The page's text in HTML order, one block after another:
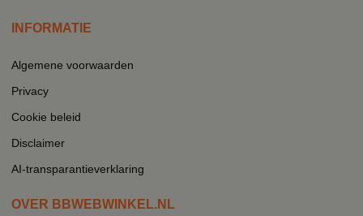
INFORMATIE
Algemene voorwaarden
Privacy
Cookie beleid
Disclaimer
AI-transparantieverklaring
OVER BBWEBWINKEL.NL